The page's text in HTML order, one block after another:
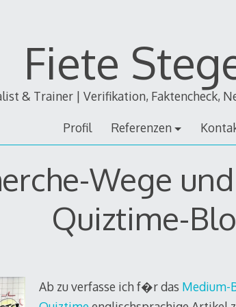
Fiete
& Trainer | Verifikation, Faktencheck,
Profil Referenzen
Wege
Quiztime-
Ab zu verfasse ich f�r das Medium-